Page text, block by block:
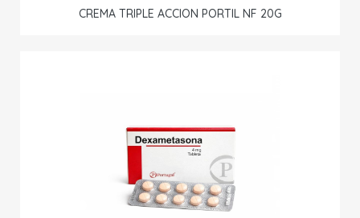
CREMA TRIPLE ACCION PORTIL NF 20G